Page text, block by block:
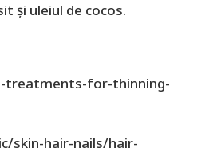
și uleiul de cocos.
treatments-for-thinning-
skin-hair-nails/hair-